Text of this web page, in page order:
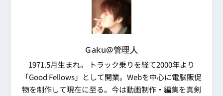
Gaku@管理人
1971.5月生まれ。 トラック乗りを経て2000年より
「Good Fellows」として開業。Webを中心に電脳販促
物を制作して現在に至る。今は動画制作・編集を真剣